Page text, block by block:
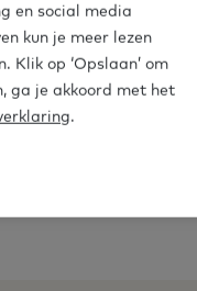
2021
HuidigePagina
en social media
kun je meer lezen
Klik op ‘Opslaan’ om
ga je akkoord met het
.